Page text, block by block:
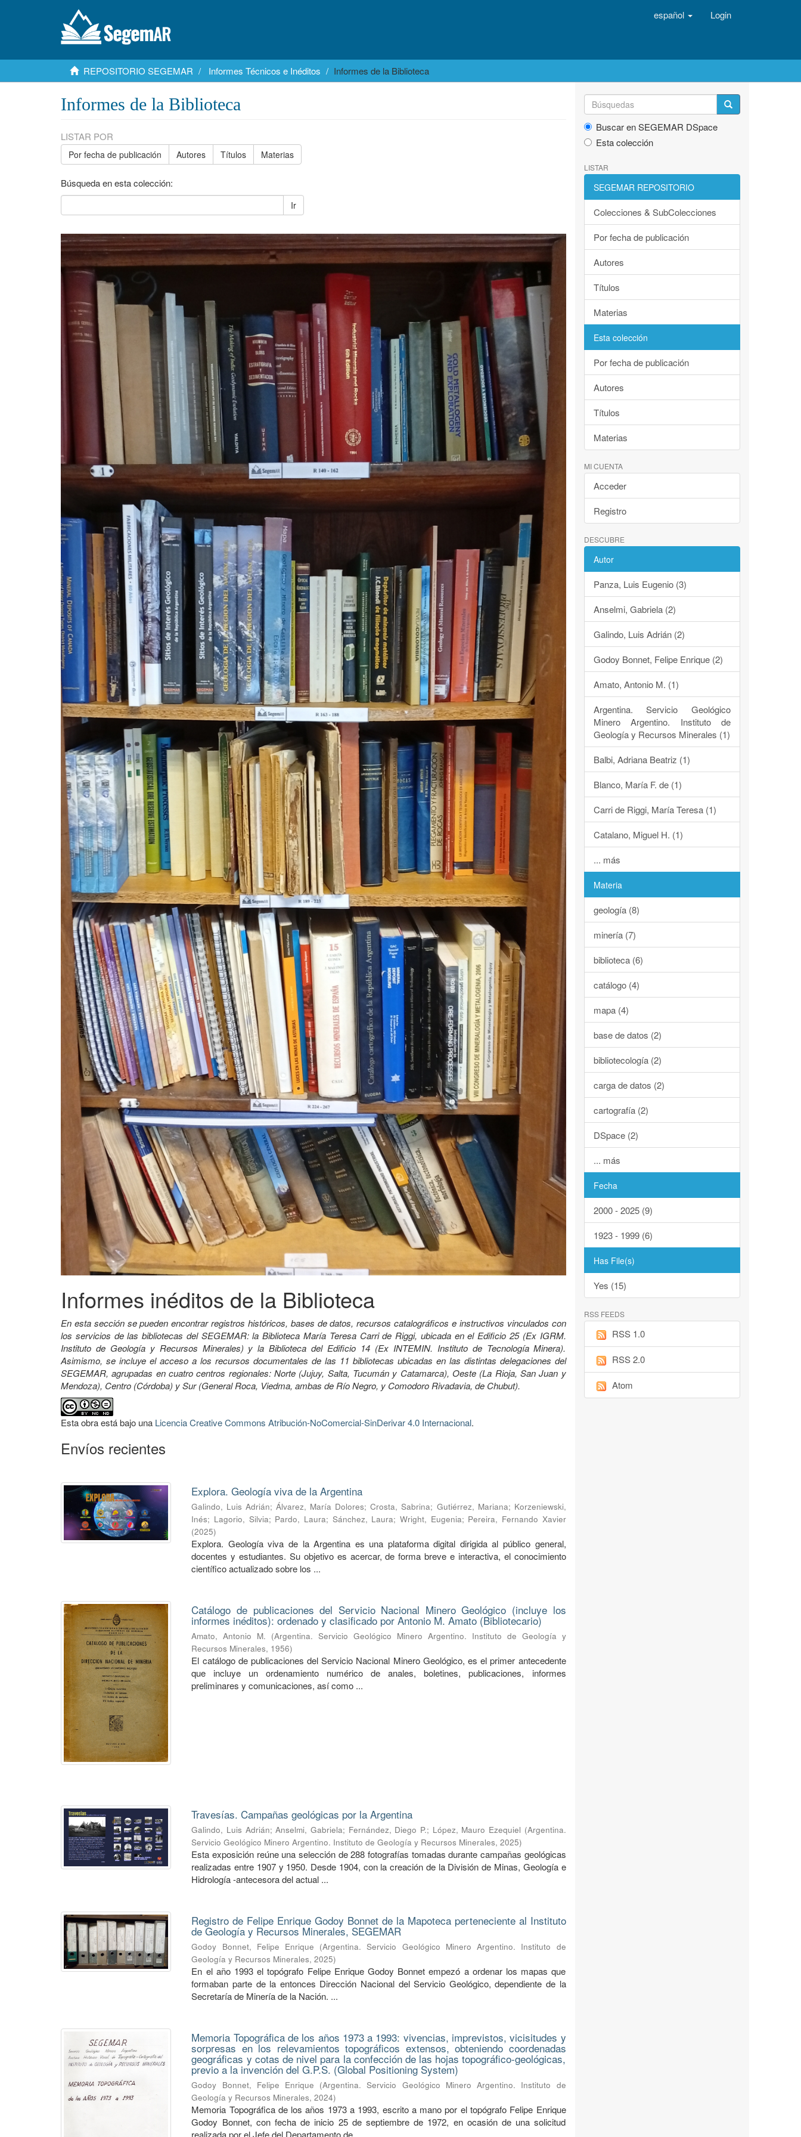
español Login
REPOSITORIO SEGEMAR Informes Técnicos e Inéditos Informes de la Biblioteca
Informes de la Biblioteca
LISTAR POR
Por fecha de publicación Autores Títulos Materias
Búsqueda en esta colección:
Ir
Informes inéditos de la Biblioteca
En esta sección se pueden encontrar registros históricos, bases de datos, recursos catalográficos e instructivos vinculados con
los servicios de las bibliotecas del SEGEMAR: la Biblioteca María Teresa Carri de Riggi, ubicada en el Edificio 25 (Ex IGRM.
Instituto de Geología y Recursos Minerales) y la Biblioteca del Edificio 14 (Ex INTEMIN. Instituto de Tecnología Minera).
Asimismo, se incluye el acceso a los recursos documentales de las 11 bibliotecas ubicadas en las distintas delegaciones del
SEGEMAR, agrupadas en cuatro centros regionales: Norte (Jujuy, Salta, Tucumán y Catamarca), Oeste (La Rioja, San Juan y
Mendoza), Centro (Córdoba) y Sur (General Roca, Viedma, ambas de Río Negro, y Comodoro Rivadavia, de Chubut).
Esta obra está bajo una Licencia Creative Commons Atribución-NoComercial-SinDerivar 4.0 Internacional.
Envíos recientes
Explora. Geología viva de la Argentina
Galindo, Luis Adrián;Álvarez, María Dolores;Crosta, Sabrina; Gutiérrez, Mariana; Korzeniewski,
Inés; Lagorio, Silvia; Pardo, Laura; Sánchez, Laura; Wright, Eugenia; Pereira, Fernando Xavier
(2025)
Explora. Geología viva de la Argentina es una plataforma digital dirigida al público general,
docentes y estudiantes. Su objetivo es acercar, de forma breve e interactiva, el conocimiento
científico actualizado sobre los ...
Catálogo de publicaciones del Servicio Nacional Minero Geológico (incluye los
informes inéditos): ordenado y clasificado por Antonio M. Amato (Bibliotecario)
Amato, Antonio M. (Argentina. Servicio Geológico Minero Argentino. Instituto de Geología y
Recursos Minerales, 1956)
El catálogo de publicaciones del Servicio Nacional Minero Geológico, es el primer antecedente
que incluye un ordenamiento numérico de anales, boletines, publicaciones, informes
preliminares y comunicaciones, así como ...
Travesías. Campañas geológicas por la Argentina
Galindo, Luis Adrián;Anselmi, Gabriela; Fernández, Diego P.; López, Mauro Ezequiel (Argentina.
Servicio Geológico Minero Argentino. Instituto de Geología y Recursos Minerales,2025)
Esta exposición reúne una selección de 288 fotografías tomadas durante campañas geológicas
realizadas entre 1907 y 1950. Desde 1904, con la creación de la División de Minas, Geología e
Hidrología -antecesora del actual ...
Registro de Felipe Enrique Godoy Bonnet de la Mapoteca perteneciente al Instituto
de Geología y Recursos Minerales, SEGEMAR
Godoy Bonnet, Felipe Enrique (Argentina. Servicio Geológico Minero Argentino. Instituto de
Geología y Recursos Minerales,2025)
En el año 1993 el topógrafo Felipe Enrique Godoy Bonnet empezó a ordenar los mapas que
formaban parte de la entonces Dirección Nacional del Servicio Geológico, dependiente de la
Secretaría de Minería de la Nación. ...
Memoria Topográfica de los años 1973 a 1993: vivencias, imprevistos, vicisitudes y
sorpresas en los relevamientos topográficos extensos, obteniendo coordenadas
geográficas y cotas de nivel para la confección de las hojas topográfico-geológicas,
previo a la invención del G.P.S. (Global Positioning System)
Godoy Bonnet, Felipe Enrique (Argentina. Servicio Geológico Minero Argentino. Instituto de
Geología y Recursos Minerales,2024)
Memoria Topográfica de los años 1973 a 1993, escrito a mano por el topógrafo Felipe Enrique
Godoy Bonnet, con fecha de inicio 25 de septiembre de 1972, en ocasión de una solicitud
realizada por el Jefe del Departamento de ...
Buscar en SEGEMAR DSpace
Esta colección
LISTAR
SEGEMAR REPOSITORIO
Colecciones & SubColecciones
Por fecha de publicación
Autores
Títulos
Materias
Esta colección
Por fecha de publicación
Autores
Títulos
Materias
MI CUENTA
Acceder
Registro
DESCUBRE
Autor
Panza, Luis Eugenio (3)
Anselmi, Gabriela (2)
Galindo, Luis Adrián (2)
Godoy Bonnet, Felipe Enrique (2)
Amato, Antonio M. (1)
Argentina. Servicio Geológico
Minero Argentino. Instituto de
Geología y Recursos Minerales (1)
Balbi, Adriana Beatriz (1)
Blanco, María F. de (1)
Carri de Riggi, María Teresa (1)
Catalano, Miguel H. (1)
... más
Materia
geología (8)
minería (7)
biblioteca (6)
catálogo (4)
mapa (4)
base de datos (2)
bibliotecología (2)
carga de datos (2)
cartografía (2)
DSpace (2)
... más
Fecha
2000 - 2025 (9)
1923 - 1999 (6)
Has File(s)
Yes (15)
RSS FEEDS
RSS 1.0
RSS 2.0
Atom